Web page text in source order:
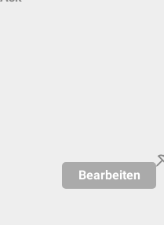
Bearbeiten